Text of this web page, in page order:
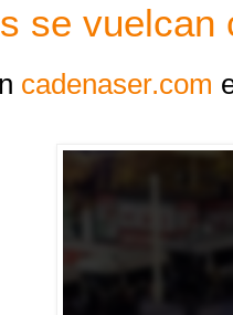
se vuelcan
cadenaser.com